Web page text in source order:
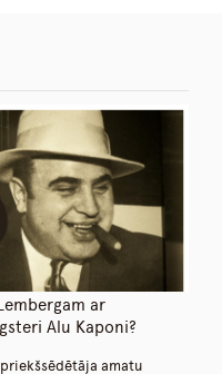
ar
Alu Kaponi?
amatu